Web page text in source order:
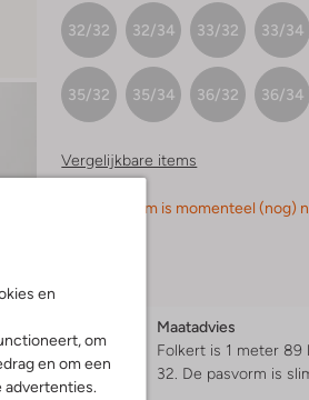
en
om
en om een
advertenties.
32/32 32/34 33/32 33/34
35/32 35/34 36/32 36/34
Vergelijkbare items
Sorry, dit item is momenteel (nog)
Maatadvies
Folkert is 1 meter 89
32. De pasvorm is